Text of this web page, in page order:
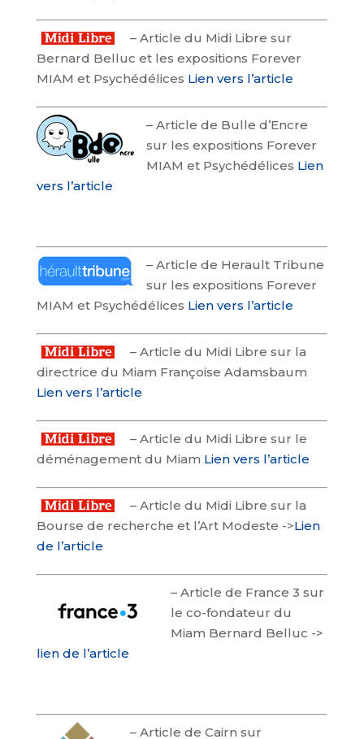
– Article du Midi Libre sur
Bernard Belluc et les expositions Forever
MIAM et Psychédélices Lien vers l’article
– Article de Bulle d’Encre
sur les expositions Forever
MIAM et Psychédélices Lien
vers l’article
– Article de Herault Tribune
sur les expositions Forever
MIAM et Psychédélices Lien vers l’article
– Article du Midi Libre sur la
directrice du Miam Françoise Adamsbaum
Lien vers l’article
– Article du Midi Libre sur le
déménagement du Miam Lien vers l’article
– Article du Midi Libre sur la
Bourse de recherche et l’Art Modeste ->Lien
de l’article
–Article de France 3 sur
le co-fondateur du
Miam Bernard Belluc ->
lien de l’article
–Article de Cairn sur